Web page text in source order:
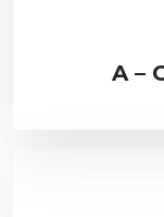
A –